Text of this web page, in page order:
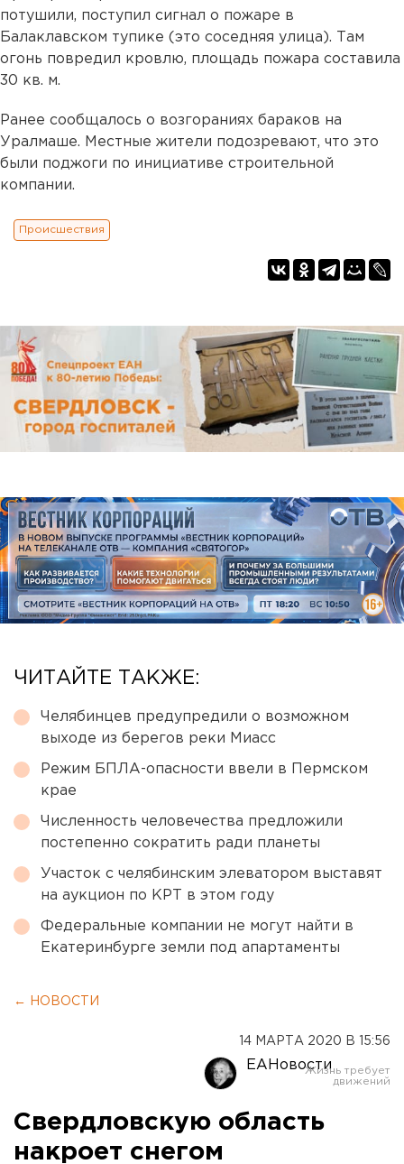
потушили, поступил сигнал о пожаре в
Балаклавском тупике (это соседняя улица). Там
огонь повредил кровлю, площадь пожара составила
30 кв. м.
Ранее сообщалось о возгораниях бараков на
Уралмаше. Местные жители подозревают, что это
были поджоги по инициативе строительной
компании.
Происшествия
ЧИТАЙТЕ ТАКЖЕ:
Челябинцев предупредили о возможном
выходе из берегов реки Миасс
Режим БПЛА-опасности ввели в Пермском
крае
Численность человечества предложили
постепенно сократить ради планеты
Участок с челябинским элеватором выставят
на аукцион по КРТ в этом году
Федеральные компании не могут найти в
Екатеринбурге земли под апартаменты
← НОВОСТИ
14 МАРТА 2020 В 15:56
ЕАНовости
Свердловскую область
накроет снегом